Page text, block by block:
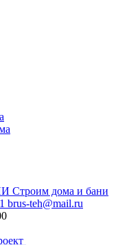
Строим дома и бани
brus-teh@mail.ru